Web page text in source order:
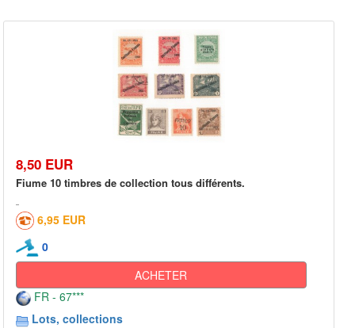
8,50 EUR
Fiume 10 timbres de collection tous différents.
6,95 EUR
0
ACHETER
FR - 67***
Lots, collections